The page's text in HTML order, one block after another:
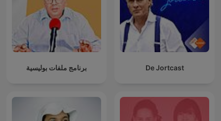
برنامج ملفات بوليسية De Jortcast